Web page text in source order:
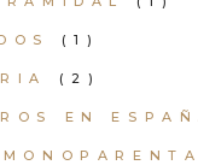
(1)
(2)
EN